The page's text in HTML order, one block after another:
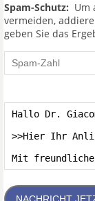
Spam-Schutz: Um
vermeiden,
geben Sie das